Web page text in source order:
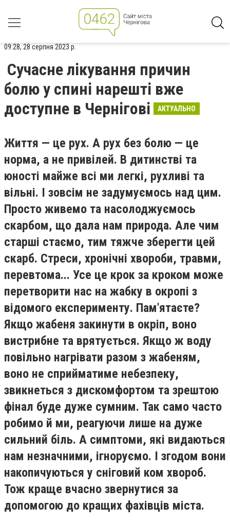
09:28, 28 серпня 2023 р.
Сучасне лікування причин
болю у спині нарешті вже
доступне в Чернігові
АКТУАЛЬНО
Життя — це рух. А рух без болю — це
норма, а не привілей. В дитинстві та
юності майже всі ми легкі, рухливі та
вільні. І зовсім не задумуємось над цим.
Просто живемо та насолоджуємось
скарбом, що дала нам природа. Але чим
старші стаємо, тим тяжче зберегти цей
скарб. Стреси, хронічні хвороби, травми,
перевтома... Усе це крок за кроком може
перетворити нас на жабку в окропі з
відомого експерименту. Пам'ятаєте?
Якщо жабеня закинути в окріп, воно
вистрибне та врятується. Якщо ж воду
повільно нагрівати разом з жабеням,
воно не сприйматиме небезпеку,
звикнеться з дискомфортом та зрештою
фінал буде дуже сумним. Так само часто
робимо й ми, реагуючи лише на дуже
сильний біль. А симптоми, які видаються
нам незначними, ігноруємо. І згодом вони
накопичуються у сніговий ком хвороб.
Тож краще вчасно звернутися за
допомогою до кращих фахівців міста.